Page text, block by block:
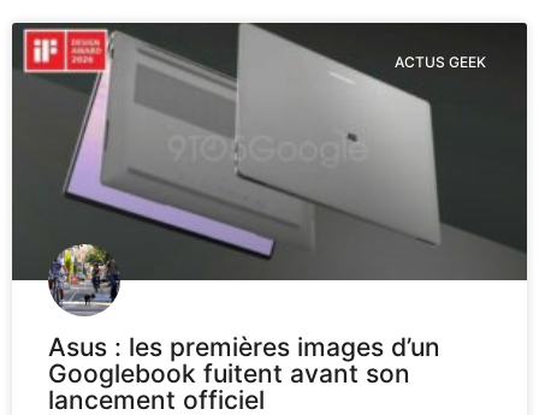
ACTUS GEEK
Asus : les premières images d’un
Googlebook fuitent avant son
lancement officiel